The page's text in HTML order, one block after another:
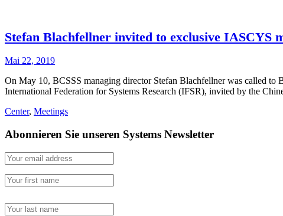
Stefan Blachfellner invited to exclusive IASCYS
Mai 22, 2019
On May 10, BCSSS managing director Stefan Blachfellner was called to
International Federation for Systems Research (IFSR), invited by the
Center, Meetings
Abonnieren Sie unseren Systems Newsletter